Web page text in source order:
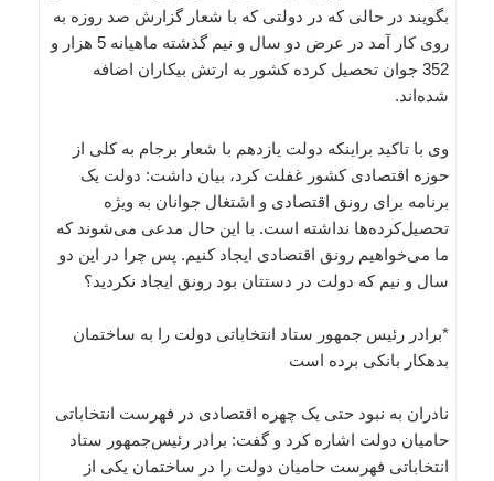
بگویند در حالی که در دولتی که با شعار گزارش صد روزه به
روی کار آمد در عرض دو سال و نیم گذشته ماهیانه 5 هزار و
352 جوان تحصیل‌ کرده کشور به ارتش بیکاران اضافه
شده‌اند.
وی با تاکید براینکه دولت یازدهم با شعار برجام به کلی از
حوزه اقتصادی کشور غفلت کرد، بیان داشت: دولت یک
برنامه برای رونق اقتصادی و اشتغال جوانان به ویژه
تحصیل‌کرده‌ها نداشته است. با این حال مدعی می‌شوند که
ما می‌خواهیم رونق اقتصادی ایجاد کنیم. پس چرا در این دو
سال و نیم که دولت در دستتان بود رونق ایجاد نکردید؟
*برادر رئیس جمهور ستاد انتخاباتی دولت را به ساختمان
بدهکار بانکی برده است
نادران به نبود حتی یک چهره اقتصادی در فهرست انتخاباتی
حامیان دولت اشاره کرد و گفت: برادر رئیس‌جمهور ستاد
انتخاباتی فهرست حامیان دولت را در ساختمان یکی از